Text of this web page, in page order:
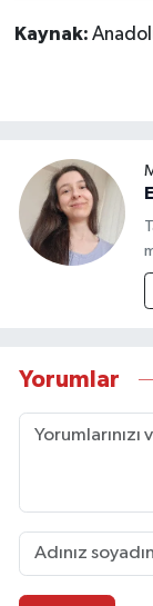
Kaynak:
Yorumlar